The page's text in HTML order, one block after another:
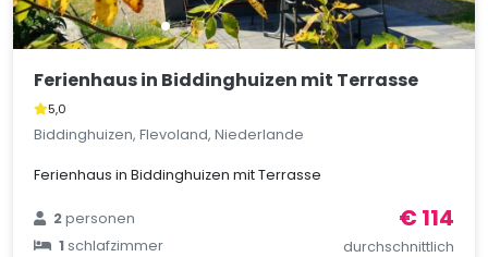
Ferienhaus in Biddinghuizen mit Terrasse
5,0
Biddinghuizen, Flevoland, Niederlande
Ferienhaus in Biddinghuizen mit Terrasse
2personen
1schlafzimmer
€ 114
durchschnittlich